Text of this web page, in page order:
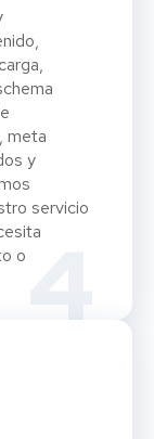
4
meta
y
servicio
o